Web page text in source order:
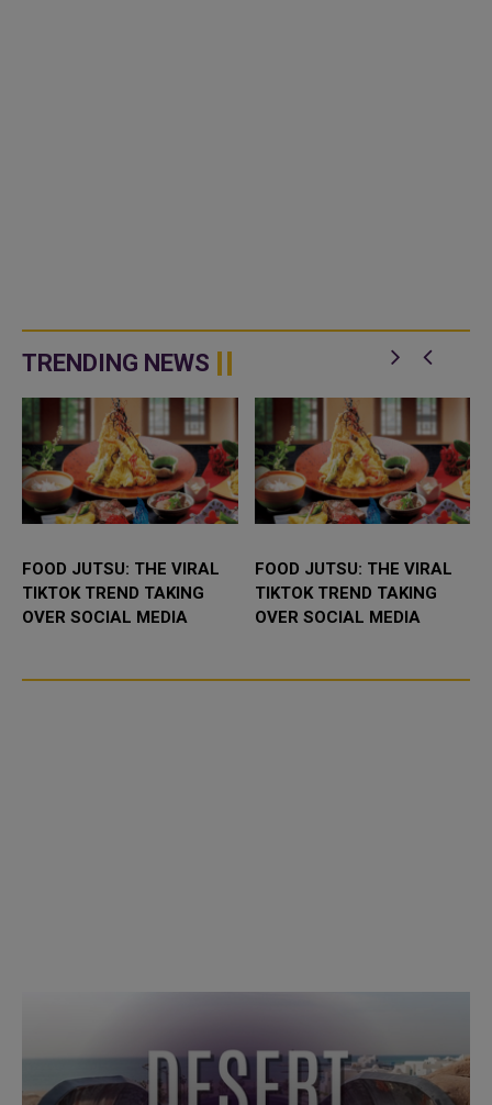
TRENDING NEWS
FOOD JUTSU: THE VIRAL
TIKTOK TREND TAKING
OVER SOCIAL MEDIA
FOOD JUTSU: THE VIRAL
TIKTOK TREND TAKING
OVER SOCIAL MEDIA